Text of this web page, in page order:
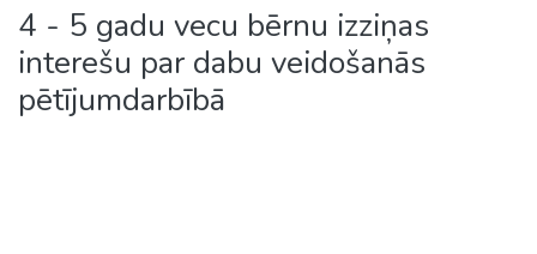
4 - 5 gadu vecu bērnu izziņas
interešu par dabu veidošanās
pētījumdarbībā